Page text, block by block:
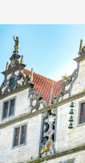
springen